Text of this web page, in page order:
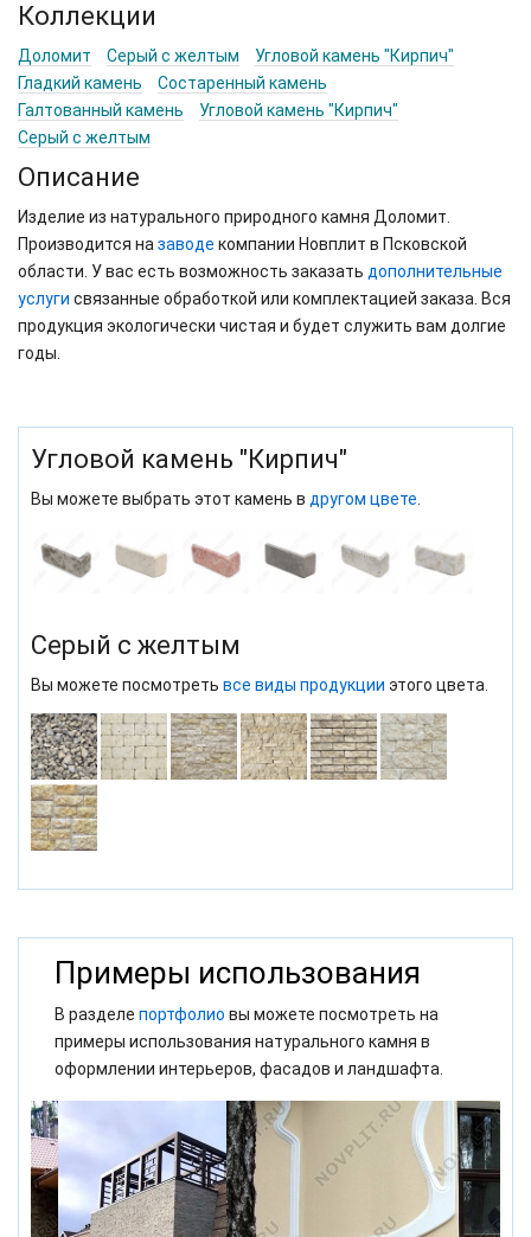
Коллекции
Доломит Серый с желтым
Угловой камень "Кирпич"
Гладкий камень
Состаренный камень
Галтованный камень
Угловой камень "Кирпич"
Серый с желтым
Описание
Изделие из натурального природного камня Доломит.
Производится на заводе компании Новплит в Псковской
области. У вас есть возможность заказать дополнительные
услуги связанные обработкой или комплектацией заказа. Вся
продукция экологически чистая и будет служить вам долгие
годы.
Угловой камень "Кирпич"
Вы можете выбрать этот камень в другом цвете
Серый с желтым
Вы можете посмотреть все виды продукции этого цвета.
Примеры использования
В разделе портфолио вы можете посмотреть на
примеры использования натурального камня в
оформлении интерьеров, фасадов и ландшафта.